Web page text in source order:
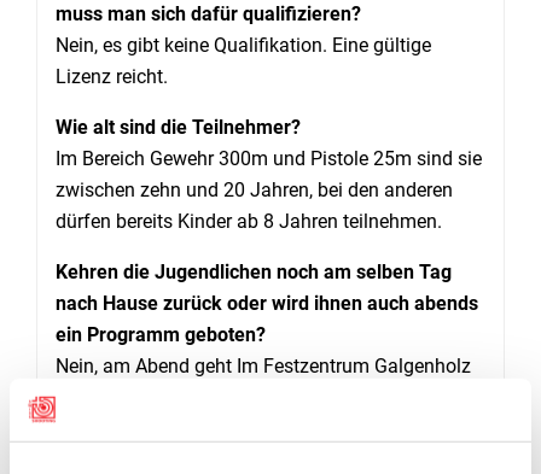
muss man sich dafür qualifizieren?
Nein, es gibt keine Qualifikation. Eine gültige
Lizenz reicht.
Wie alt sind die Teilnehmer?
Im Bereich Gewehr 300m und Pistole 25m sind sie
zwischen zehn und 20 Jahren, bei den anderen
dürfen bereits Kinder ab 8 Jahren teilnehmen.
Kehren die Jugendlichen noch am selben Tag
nach Hause zurück oder wird ihnen auch abends
ein Programm geboten?
Nein, am Abend geht Im Festzentrum Galgenholz